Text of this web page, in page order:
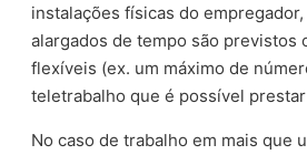
instalações físicas do
alargados de tempo são previstos
flexíveis (ex. um máximo de
teletrabalho que é possível
No caso de trabalho em mais que